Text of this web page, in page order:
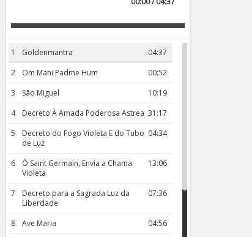
1 04:37
Goldenmantra
2
00:52
Om Mani Padme Hum
3
10:19
São Miguel
4
31:17
Decreto À Amada Poderosa Astrea
5
04:34
Decreto do Fogo Violeta E do Tubo
de Luz
6
13:06
Ó Saint Germain, Envia a Chama
Violeta
7
07:36
Decreto para a Sagrada Luz da
Liberdade
8
04:56
Ave Maria